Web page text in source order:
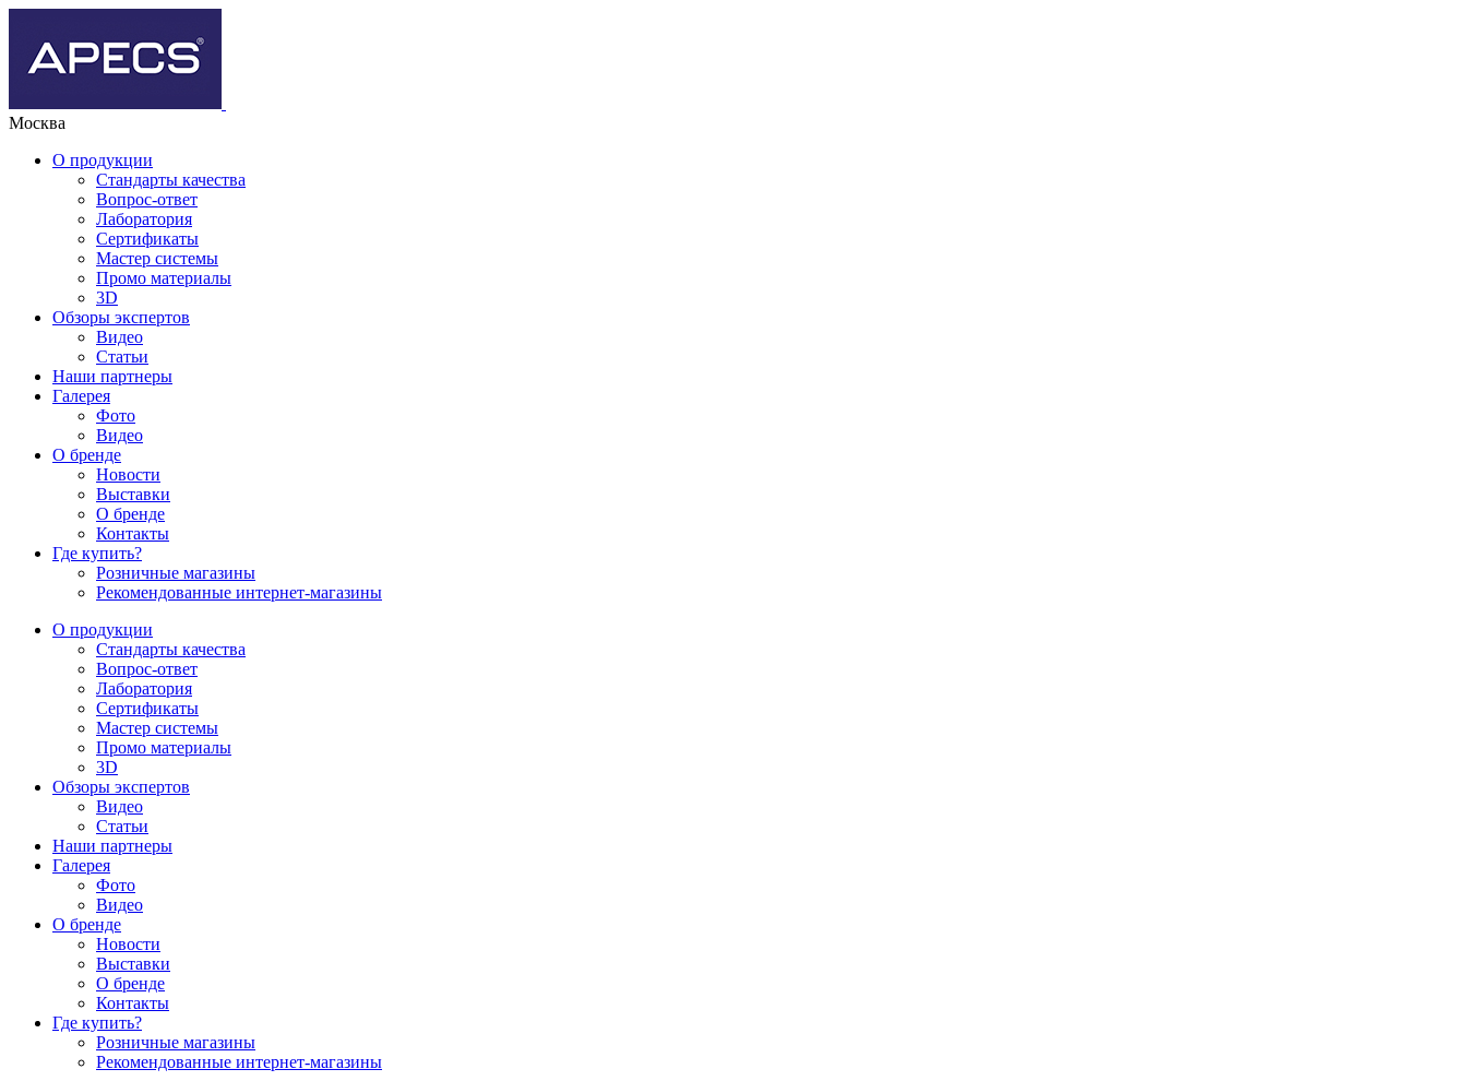
Москва
О продукции
Стандарты качества
Вопрос-ответ
Лаборатория
Сертификаты
Мастер системы
Промо материалы
3D
Обзоры экспертов
Видео
Статьи
Наши партнеры
Галерея
Фото
Видео
О бренде
Новости
Выставки
О бренде
Контакты
Где купить?
Розничные магазины
Рекомендованные интернет-магазины
О продукции
Стандарты качества
Вопрос-ответ
Лаборатория
Сертификаты
Мастер системы
Промо материалы
3D
Обзоры экспертов
Видео
Статьи
Наши партнеры
Галерея
Фото
Видео
О бренде
Новости
Выставки
О бренде
Контакты
Где купить?
Розничные магазины
Рекомендованные интернет-магазины